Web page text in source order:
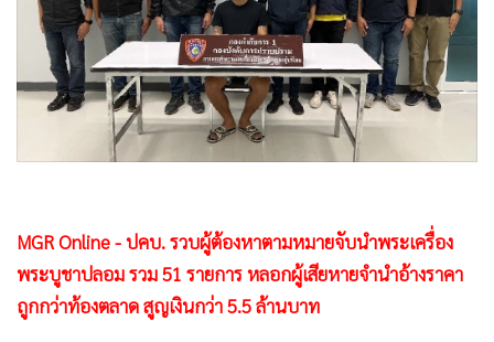
ท่องเที่ยว
กีฬา
• ต่างประเทศ
Special Scoop
เศรษฐกิจ-ธุรกิจ
• อาชญากรรม
• Motoring
• เกม
MGR Online - ปคบ. รวบผู้ต้องหาตามหมายจับนำพระเครื่อง
พระบูชาปลอม รวม 51 รายการ หลอกผู้เสียหายจำนำอ้างราคา
ถูกกว่าท้องตลาด สูญเงินกว่า 5.5 ล้านบาท